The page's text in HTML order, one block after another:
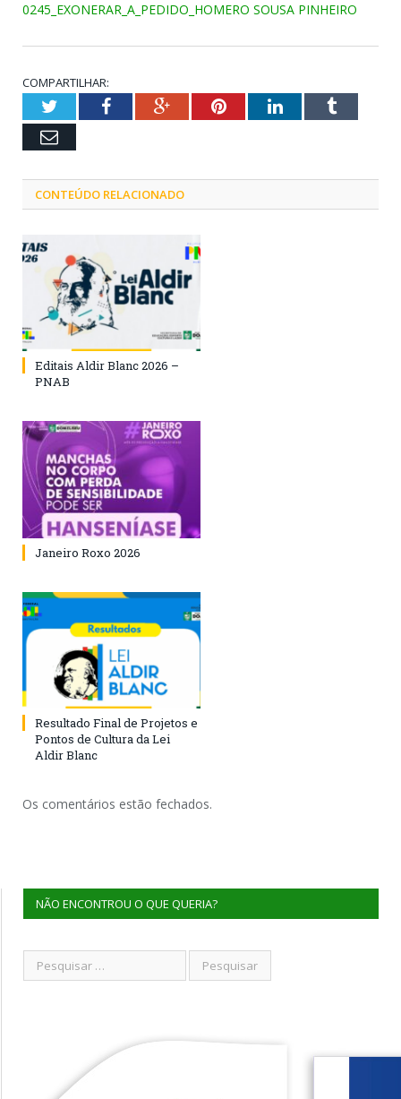
0245_EXONERAR_A_PEDIDO_HOMERO SOUSA PINHEIRO
COMPARTILHAR:
TwitterFacebookGoogle+PinterestLinkedInTumblr
Email
CONTEÚDO RELACIONADO
Editais Aldir Blanc 2026 –
PNAB
Janeiro Roxo 2026
Resultado Final de Projetos e
Pontos de Cultura da Lei
Aldir Blanc
Os comentários estão fechados.
NÃO ENCONTROU O QUE QUERIA?